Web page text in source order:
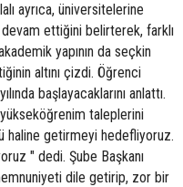
ayrıca, üniversitelerine
ettiğini belirterek, farklı
yapının da seçkin
altını çizdi. Öğrenci
başlayacaklarını anlattı.
taleplerini
haline getirmeyi hedefliyoruz.
" dedi. Şube Başkanı
dile getirip, zor bir